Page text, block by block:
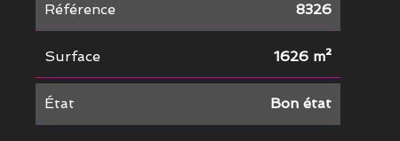
Référence 8326
Surface 1626 m²
État Bon état